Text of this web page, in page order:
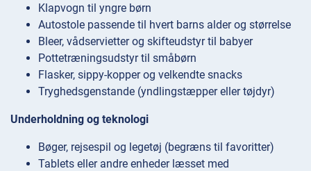
Klapvogn til yngre børn
Autostole passende til hvert barns alder og størrelse
Bleer, vådservietter og skifteudstyr til babyer
Pottetræningsudstyr til småbørn
Flasker, sippy-kopper og velkendte snacks
Tryghedsgenstande (yndlingstæpper eller tøjdyr)
Underholdning og teknologi
Bøger, rejsespil og legetøj (begræns til favoritter)
Tablets eller andre enheder læsset med